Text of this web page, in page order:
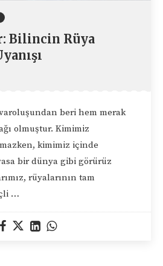
Bilincin Rüya
beri hem merak
olmuştur. Kimimiz
kimimiz içinde
bir dünya gibi görürüz
rüyalarının tam
…